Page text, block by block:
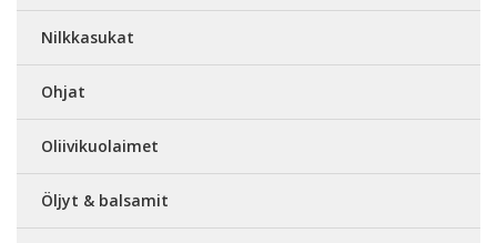
Nilkkasukat
Ohjat
Oliivikuolaimet
Öljyt & balsamit